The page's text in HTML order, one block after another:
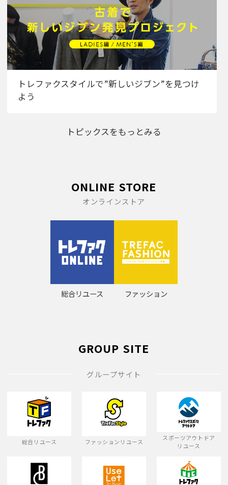
トレファクスタイルで”新しいジブン”を見つけ
よう
トピックスをもっとみる
ONLINE STORE
オンラインストア
総合リユース ファッション
GROUP SITE
グループサイト
総合リユース ファッションリユース
スポーツアウトドア
リユース